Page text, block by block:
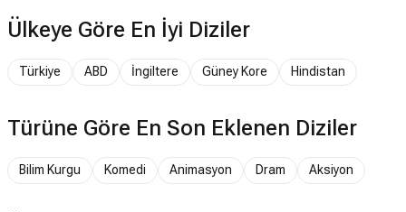
Ülkeye Göre En İyi Diziler
Türkiye ABD İngiltere Güney Kore Hindistan
Türüne Göre En Son Eklenen Diziler
Bilim Kurgu Komedi Animasyon Dram Aksiyon